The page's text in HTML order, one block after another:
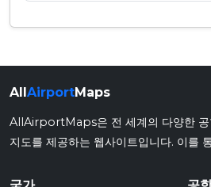
AllAirportMaps
AllAirportMaps은 전 세계의 다양한 공
지도를 제공하는 웹사이트입니다. 이를